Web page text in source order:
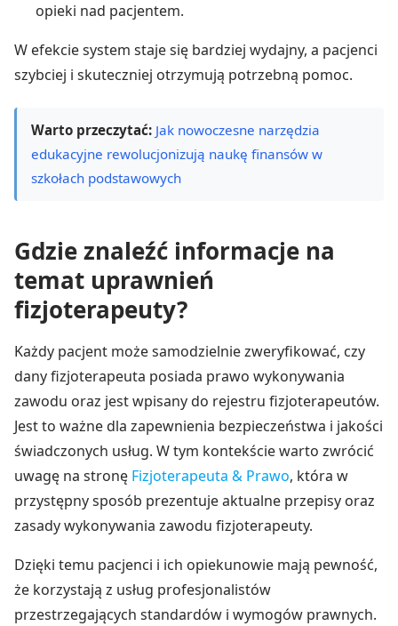
opieki nad pacjentem.
W efekcie system staje się bardziej wydajny, a pacjenci
szybciej i skuteczniej otrzymują potrzebną pomoc.
Warto przeczytać: Jak nowoczesne narzędzia
edukacyjne rewolucjonizują naukę finansów w
szkołach podstawowych
Gdzie znaleźć informacje na
temat uprawnień
fizjoterapeuty?
Każdy pacjent może samodzielnie zweryfikować, czy
dany fizjoterapeuta posiada prawo wykonywania
zawodu oraz jest wpisany do rejestru fizjoterapeutów.
Jest to ważne dla zapewnienia bezpieczeństwa i jakości
świadczonych usług. W tym kontekście warto zwrócić
uwagę na stronę Fizjoterapeuta & Prawo, która w
przystępny sposób prezentuje aktualne przepisy oraz
zasady wykonywania zawodu fizjoterapeuty.
Dzięki temu pacjenci i ich opiekunowie mają pewność,
że korzystają z usług profesjonalistów
przestrzegających standardów i wymogów prawnych.